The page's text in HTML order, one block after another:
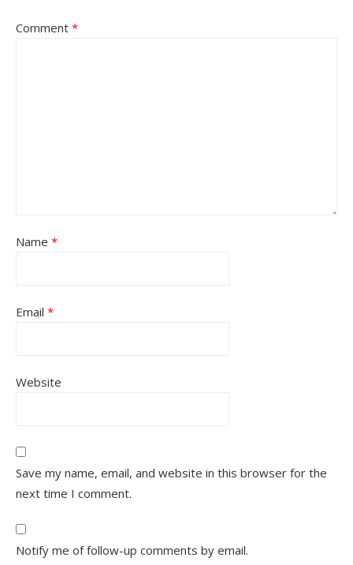
Comment *
Name *
Email *
Website
Save my name, email, and website in this browser for the
next time I comment.
Notify me of follow-up comments by email.